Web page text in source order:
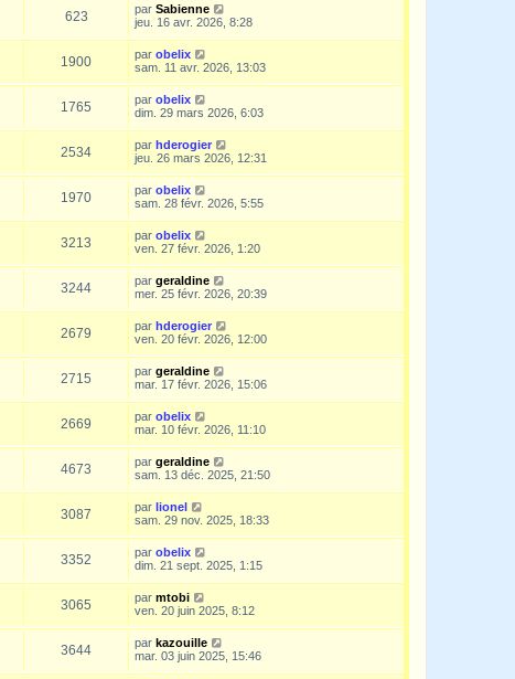
623 par Sabienne
jeu. 16 avr. 2026, 8:28
1900 par obelix
sam. 11 avr. 2026, 13:03
1765 par obelix
dim. 29 mars 2026, 6:03
2534 par hderogier
jeu. 26 mars 2026, 12:31
1970 par obelix
sam. 28 févr. 2026, 5:55
3213 par obelix
ven. 27 févr. 2026, 1:20
3244 par geraldine
mer. 25 févr. 2026, 20:39
2679 par hderogier
ven. 20 févr. 2026, 12:00
2715 par geraldine
mar. 17 févr. 2026, 15:06
2669 par obelix
mar. 10 févr. 2026, 11:10
4673 par geraldine
sam. 13 déc. 2025, 21:50
3087 par lionel
sam. 29 nov. 2025, 18:33
3352 par obelix
dim. 21 sept. 2025, 1:15
3065 par mtobi
ven. 20 juin 2025, 8:12
3644 par kazouille
mar. 03 juin 2025, 15:46